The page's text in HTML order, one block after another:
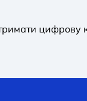
цифрову